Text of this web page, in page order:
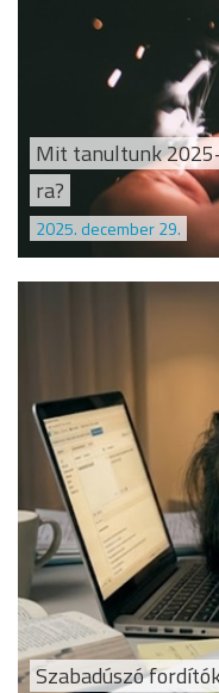
Mit tanultunk
ra?
2025. december 29.
Szabadúszó